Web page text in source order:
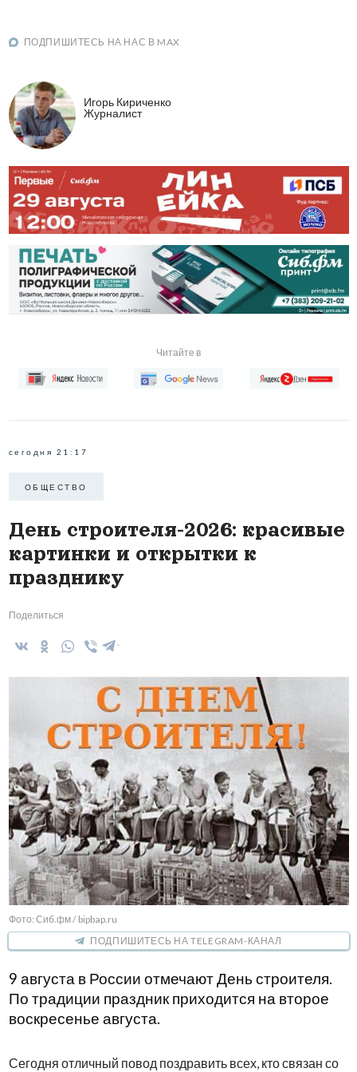
ПОДПИШИТЕСЬ НА НАС В MAX
Игорь Кириченко
Журналист
Читайте в
сегодня 21:17
ОБЩЕСТВО
День строителя-2026: красивые
картинки и открытки к
празднику
Поделиться
Фото: Сиб.фм / bipbap.ru
ПОДПИШИТЕСЬ НА TELEGRAM-КАНАЛ
9 августа в России отмечают День строителя.
По традиции праздник приходится на второе
воскресенье августа.
Сегодня отличный повод поздравить всех, кто связан со